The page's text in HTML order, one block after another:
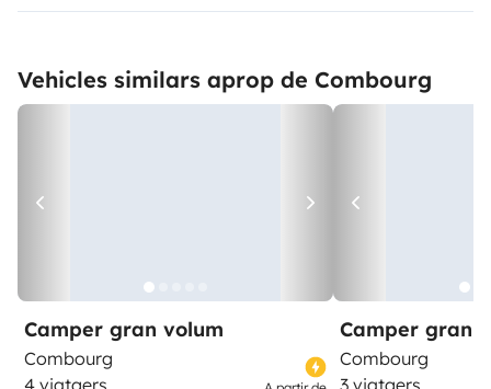
Vehicles similars aprop de Combourg
Camper gran volum
Combourg
4 viatgers
Camper gran
Combourg
3 viatgers